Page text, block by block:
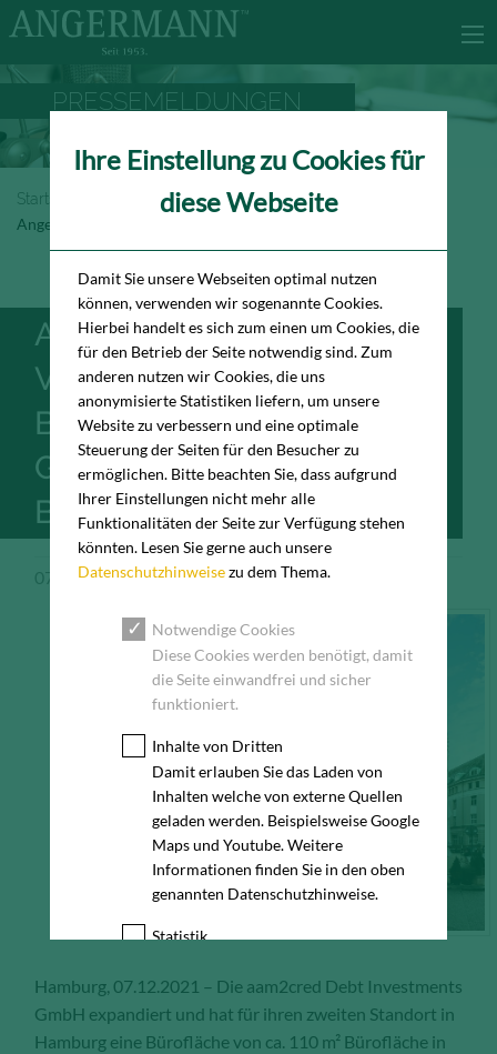
PRESSEMELDUNGEN
Startseite Newsroom
Pressemeldungen
Angermann vermittelt Büromieter in die Große Bäckerstraße
ANGERMANN
VERMITTELT
BÜROMIETER IN DIE
GROSSE B
ÄCKERSTRASSE
07.12.2021 Pressemeldung
Hamburg, 07.12.2021 – Die aam2cred Debt Investments
GmbH expandiert und hat für ihren zweiten Standort in
Hamburg eine Bürofläche von ca. 110 m² Bürofläche in
Ihre Einstellung zu Cookies für
diese Webseite
Damit Sie unsere Webseiten optimal nutzen
können, verwenden wir sogenannte Cookies.
Hierbei handelt es sich zum einen um Cookies, die
für den Betrieb der Seite notwendig sind. Zum
anderen nutzen wir Cookies, die uns
anonymisierte Statistiken liefern, um unsere
Website zu verbessern und eine optimale
Steuerung der Seiten für den Besucher zu
ermöglichen. Bitte beachten Sie, dass aufgrund
Ihrer Einstellungen nicht mehr alle
Funktionalitäten der Seite zur Verfügung stehen
könnten. Lesen Sie gerne auch unsere
Datenschutzhinweisezu dem Thema.
Notwendige Cookies
Diese Cookies werden benötigt, damit
die Seite einwandfrei und sicher
funktioniert.
Inhalte von Dritten
Damit erlauben Sie das Laden von
Inhalten welche von externe Quellen
geladen werden. Beispielsweise Google
Maps und Youtube. Weitere
Informationen finden Sie in den oben
genannten Datenschutzhinweise.
Statistik
Statistik-Daten, wie zum Beispiel die
Anzahl der Besucher auf den Seiten,
Ihren Weg durch unseren